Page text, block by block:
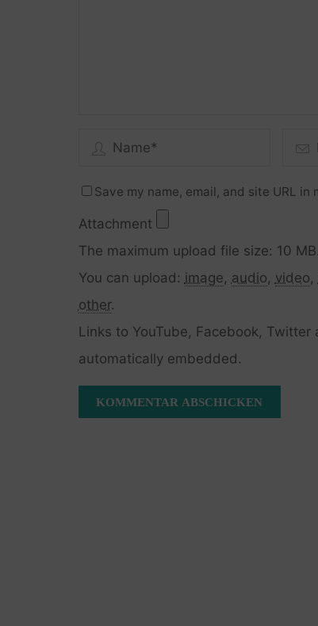
Save my name, email, and site URL
Attachment
The maximum upload file size: 10 MB.
You can upload: image, audio, video,
other.
Links to YouTube, Facebook,
automatically embedded.